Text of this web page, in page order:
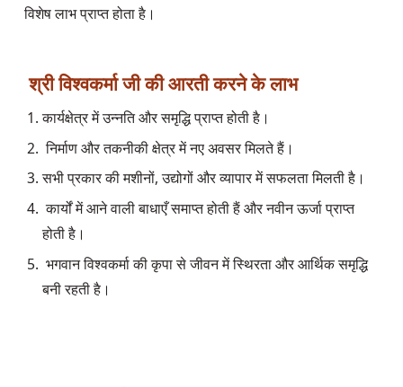
विशेष लाभ प्राप्त होता है।
श्री विश्वकर्मा जी की आरती करने के लाभ
कार्यों में आने वाली बाधाएँ समाप्त होती हैं और नवीन ऊर्जा प्राप्त
बनी रहती है।